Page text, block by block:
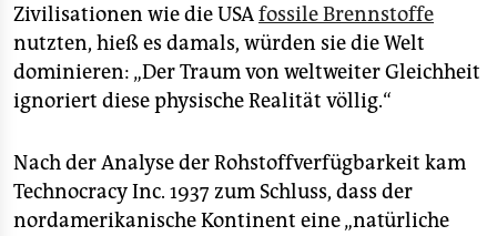
Zivilisationen wie die USAfossile Brennstoffe
nutzten, hieß es damals, würden sie die Welt
dominieren: „Der Traum von weltweiter Gleichheit
ignoriert diese physische Realität völlig.“
Nach der Analyse der Rohstoffverfügbarkeit kam
Technocracy Inc. 1937 zum Schluss, dass der
nordamerikanische Kontinent eine „natürliche